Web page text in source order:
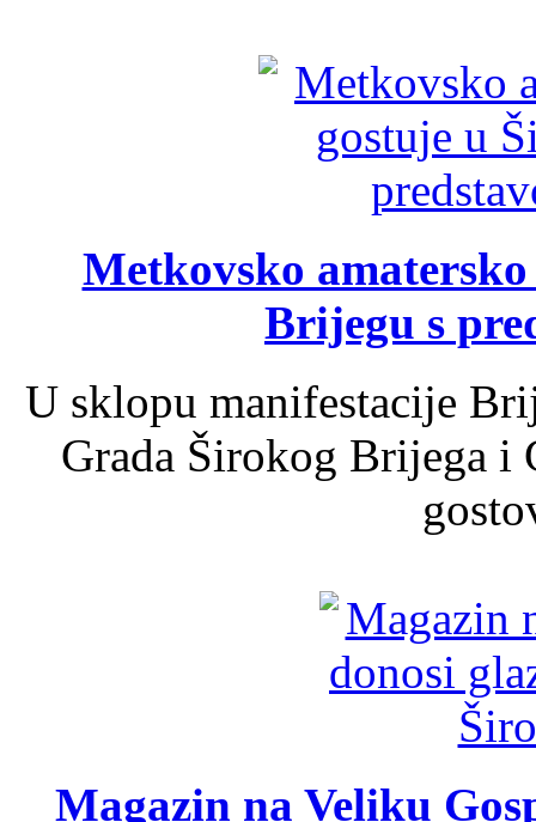
Metkovsko
Brijegu s
U sklopu manifestacije
Grada Širokog Brijega
Magazin na Veliku